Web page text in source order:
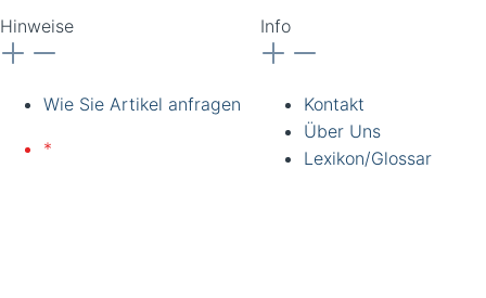
Hinweise
Wie Sie Artikel anfragen
*
Info
Kontakt
Über Uns
Lexikon/Glossar